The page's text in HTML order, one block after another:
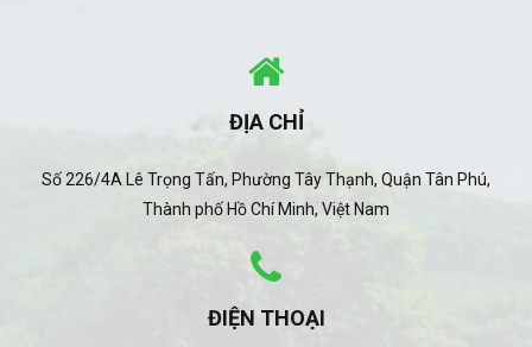
ĐỊA CHỈ
Số 226/4A Lê Trọng Tấn, Phường Tây Thạnh, Quận Tân Phú,
Thành phố Hồ Chí Minh, Việt Nam
ĐIỆN THOẠI